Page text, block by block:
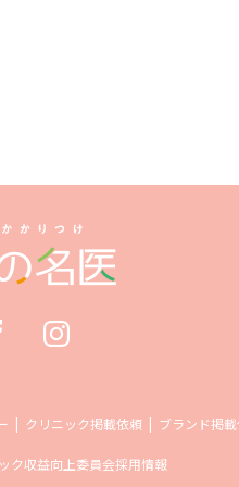
クリニック掲載依頼 ブランド掲
ク収益向上委員会採用情報